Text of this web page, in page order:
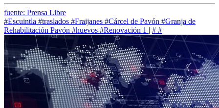
fuente: Prensa Libre
#Escuintla #traslados #Fraijanes #Cárcel de Pavón #Granja de
Rehabilitación Pavón #huevos #Renovación 1 | # #